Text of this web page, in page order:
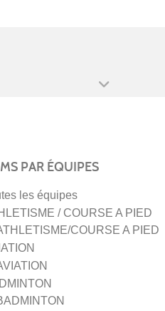
PAR ÉQUIPES
les équipes
/ COURSE A PIED
COURSE A PIED